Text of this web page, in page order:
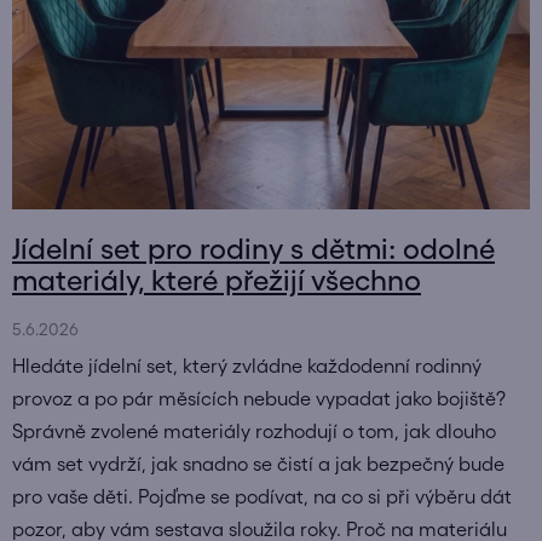
Jídelní set pro rodiny s dětmi: odolné
materiály, které přežijí všechno
5.6.2026
Hledáte jídelní set, který zvládne každodenní rodinný
provoz a po pár měsících nebude vypadat jako bojiště?
Správně zvolené materiály rozhodují o tom, jak dlouho
vám set vydrží, jak snadno se čistí a jak bezpečný bude
pro vaše děti. Pojďme se podívat, na co si při výběru dát
pozor, aby vám sestava sloužila roky. Proč na materiálu